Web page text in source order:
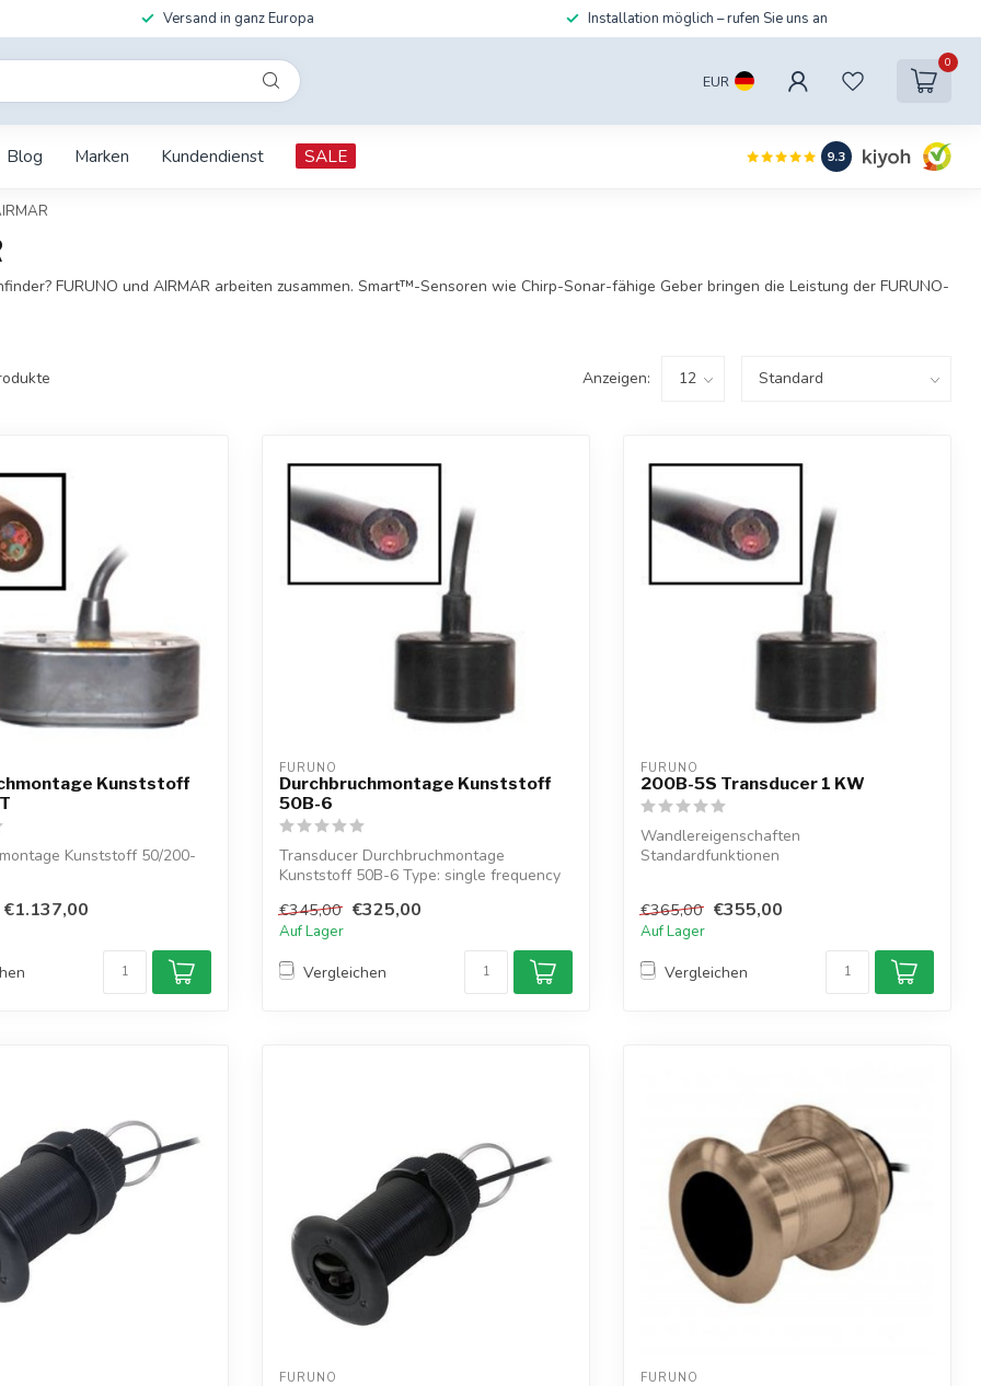
Versand in ganz Europa Installation möglich – rufen Sie uns an
EUR
0
Blog Marken Kundendienst SALE 9.3
FURUNO und AIRMAR arbeiten zusammen. Smart™-Sensoren wie Chirp-Sonar-fähige Geber bringen die Leistung der FURUNO-
Anzeigen:
Kunststoff
Kunststoff 50/200-
€1.137,00
FURUNO
Durchbruchmontage Kunststoff
50B-6
Transducer Durchbruchmontage
Kunststoff 50B-6 Type: single frequency
Zendverm...
€345,00 €325,00
Auf Lager
Vergleichen
FURUNO
200B-5S Transducer 1 KW
Wandlereigenschaften
Standardfunktionen
8,5 Grad Abstrahlwinkel...
€365,00 €355,00
Auf Lager
Vergleichen
FURUNO FURUNO